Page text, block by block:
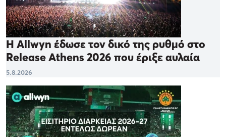
Η Allwyn έδωσε τον δικό της ρυθμό στο
Release Athens 2026 που έριξε αυλαία
5.8.2026